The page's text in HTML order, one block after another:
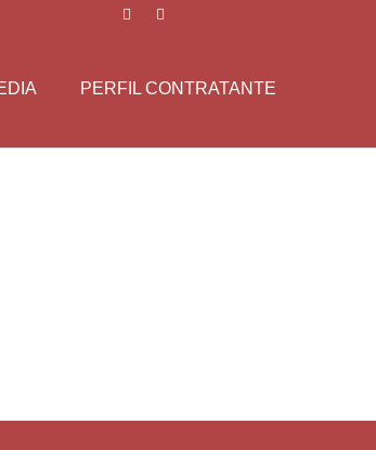
PERFIL CONTRATANTE